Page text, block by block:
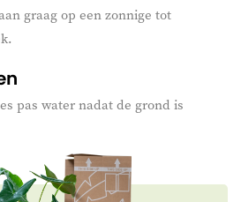
graag op een zonnige tot
pas water nadat de grond is